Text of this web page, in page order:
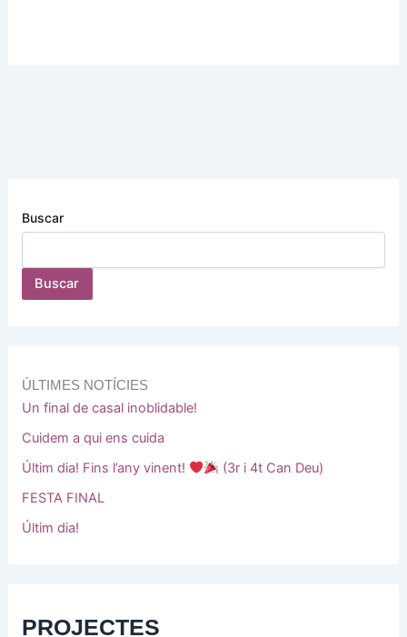
Buscar
Buscar
ÚLTIMES NOTÍCIES
Un final de casal inoblidable!
Cuidem a qui ens cuida
Últim dia! Fins l’any vinent!
(3r i 4t Can Deu)
FESTA FINAL
Últim dia!
PROJECTES